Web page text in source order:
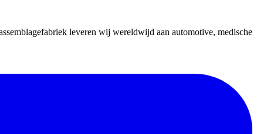
leveren wij wereldwijd aan automotive, medische